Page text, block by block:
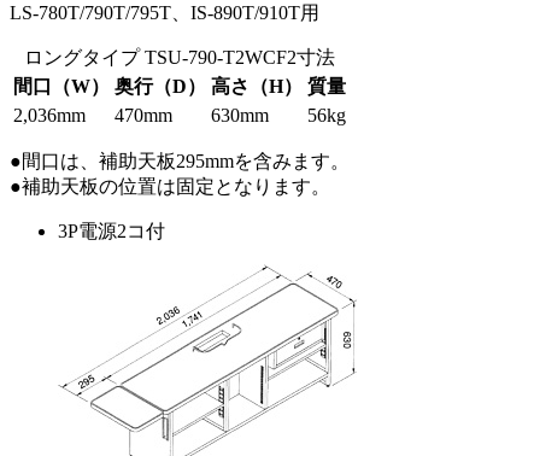
LS-780T/790T/795T、IS-890T/910T用
ロングタイプ TSU-790-T2WCF2寸法
間口（W）
奥行（D） 高さ（H）
質量
2,036mm
470mm 630mm 56kg
●間口は、補助天板295mmを含みます。
●補助天板の位置は固定となります。
3P電源2コ付